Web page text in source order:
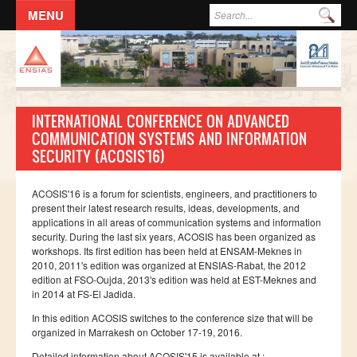
Formulaire de recherche
ACCUEIL
L'ECOLE
DIRECTION
Responsables administratifs
Corps Enseignant
Demande d'odre de mission
Conseil de l'école
Résolutions du Conseil de l'école
Commissions
INTERNATIONAL CONFERENCE ON ADVANCED
COMMUNICATION SYSTEMS AND INFORMATION
SECURITY (ACOSIS'16)
ACOSIS'16 is a forum for scientists, engineers, and practitioners to
present their latest research results, ideas, developments, and
applications in all areas of communication systems and information
security. During the last six years, ACOSIShas been organized as
workshops. Its first edition has been held at ENSAM-Meknesin
2010, 2011's edition was organized at ENSIAS-Rabat, the 2012
edition at FSO-Oujda, 2013's edition was held at EST-Meknesand
in 2014 at FS-El Jadida.
In this edition ACOSISswitches to the conference size that will be
organized in Marrakesh on October 17-19, 2016.